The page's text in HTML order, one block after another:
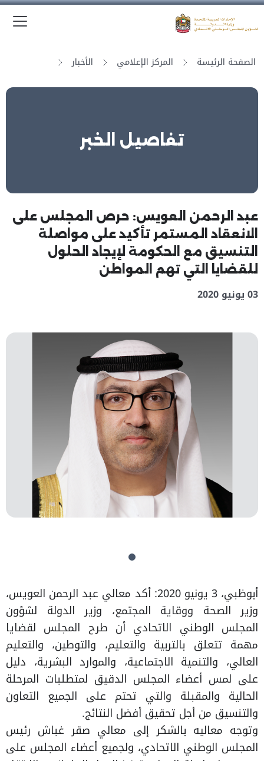
الصفحة الرئيسة المركز الإعلامي الأخبار
تفاصيل الخبر
عبد الرحمن العويس: حرص المجلس على
الانعقاد المستمر تأكيد على مواصلة
التنسيق مع الحكومة لإيجاد الحلول
للقضايا التي تهم المواطن
03 يونيو 2020
أبوظبي، 3 يونيو 2020: أكد معالي عبد الرحمن العويس،
وزير الصحة ووقاية المجتمع، وزير الدولة لشؤون
المجلس الوطني الاتحادي أن طرح المجلس لقضايا
مهمة تتعلق بالتربية والتعليم، والتوطين، والتعليم
العالي، والتنمية الاجتماعية، والموارد البشرية، دليل
على لمس أعضاء المجلس الدقيق لمتطلبات المرحلة
الحالية والمقبلة والتي تحتم على الجميع التعاون
والتنسيق من أجل تحقيق أفضل النتائج.
وتوجه معاليه بالشكر إلى معالي صقر غباش رئيس
المجلس الوطني الاتحادي، ولجميع أعضاء المجلس على